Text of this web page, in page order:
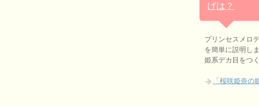
げは？
プリンセスメロ
を簡単に説明し
姫系デカ目をつ
「桜咲姫奈